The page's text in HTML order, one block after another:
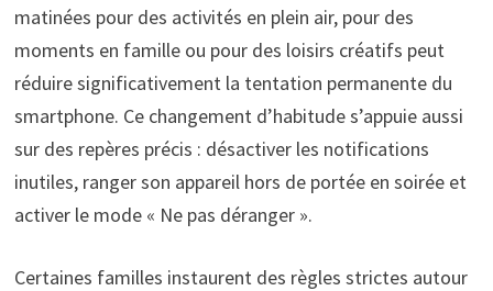
matinées pour des activités en plein air, pour des
moments en famille ou pour des loisirs créatifs peut
réduire significativement la tentation permanente du
smartphone. Ce changement d’habitude s’appuie aussi
sur des repères précis : désactiver les notifications
inutiles, ranger son appareil hors de portée en soirée et
activer le mode « Ne pas déranger ».
Certaines familles instaurent des règles strictes autour